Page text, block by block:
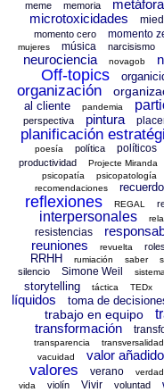
meme memoria
microtoxicidades
momento cero momento
mujeres música narcisismo
neurociencia novagob
Off-topics
organización
al cliente
pandemia
perspectiva pintura
planificación
poesía
política políticos
productividad Projecte Miranda
psicopatía psicopatología
recomendaciones
reflexiones REGAL
interpersonales
resistencias
reuniones revuelta roles
RRHH
rumiación saber
silencio
Simone Weil
storytelling táctica TEDx
líquidos
toma de
trabajo en equipo
transformación
transparencia transversalidad
vacuidad
valor añadido
valores verano verdad
vida
violín Vivir voluntad